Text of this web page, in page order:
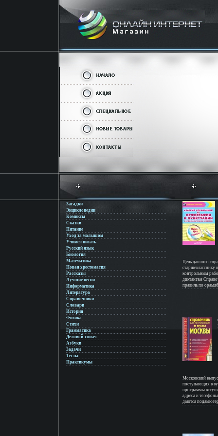
Загадки
Энциклопедии
Комиксы
Сказки
Питание
Уход за малышом
Учимся писать
Русский язык
Биология
Математика
Новая хрестоматия
Рассказы
Лучшие песни
Информатика
Литература
Справочники
Словари
История
Физика
Стихи
Грамматика
Деловой этикет
Азбуки
Задачи
Тесты
Практикумы
Цель данного
старшекласснику
контрольным
диктантам
правила по
бкоьлнаиболее
вызывающие
справочник
справочнике, не
закрепляет
сдачи экзамена,
Содержание 1 | 2
75 | 76 | 77 | 78
Московский
поступающих в
программы
адреса и
даются